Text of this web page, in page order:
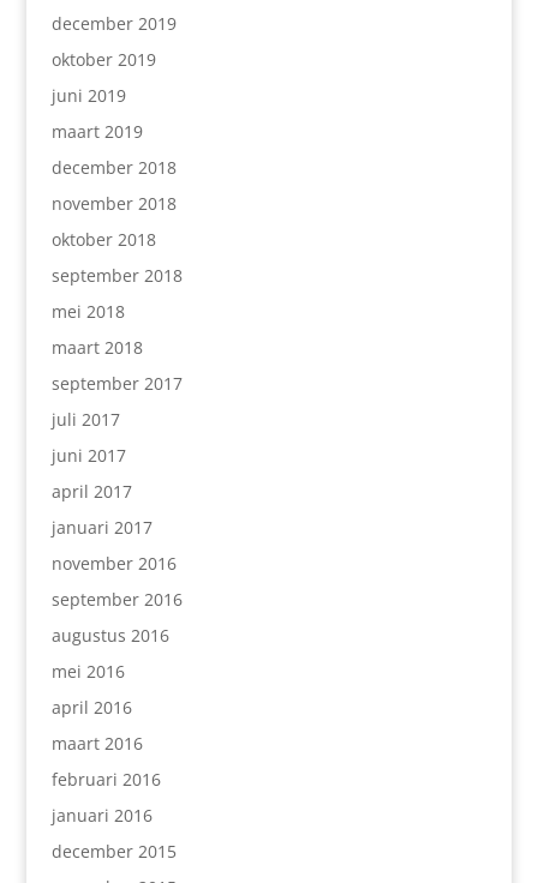
december 2019
oktober 2019
juni 2019
maart 2019
december 2018
november 2018
oktober 2018
september 2018
mei 2018
maart 2018
september 2017
juli 2017
juni 2017
april 2017
januari 2017
november 2016
september 2016
augustus 2016
mei 2016
april 2016
maart 2016
februari 2016
januari 2016
december 2015